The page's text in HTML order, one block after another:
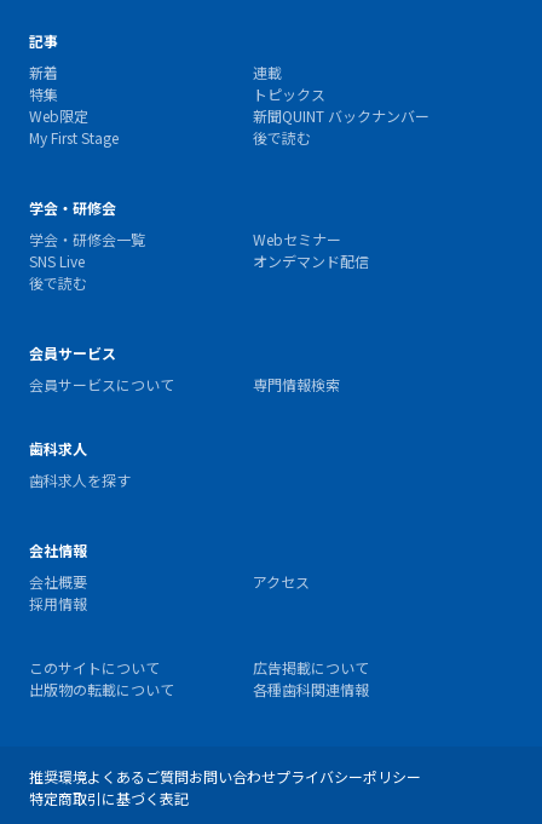
記事
新着
連載
特集
トピックス
Web限定
新聞QUINT バックナンバー
My First Stage
後で読む
学会・研修会
学会・研修会一覧
Webセミナー
SNS Live
オンデマンド配信
後で読む
会員サービス
会員サービスについて
専門情報検索
歯科求人
歯科求人を探す
会社情報
会社概要
アクセス
採用情報
このサイトについて
広告掲載について
出版物の転載について
各種歯科関連情報
推奨環境よくあるご質問お問い合わせプライバシーポリシー
特定商取引に基づく表記